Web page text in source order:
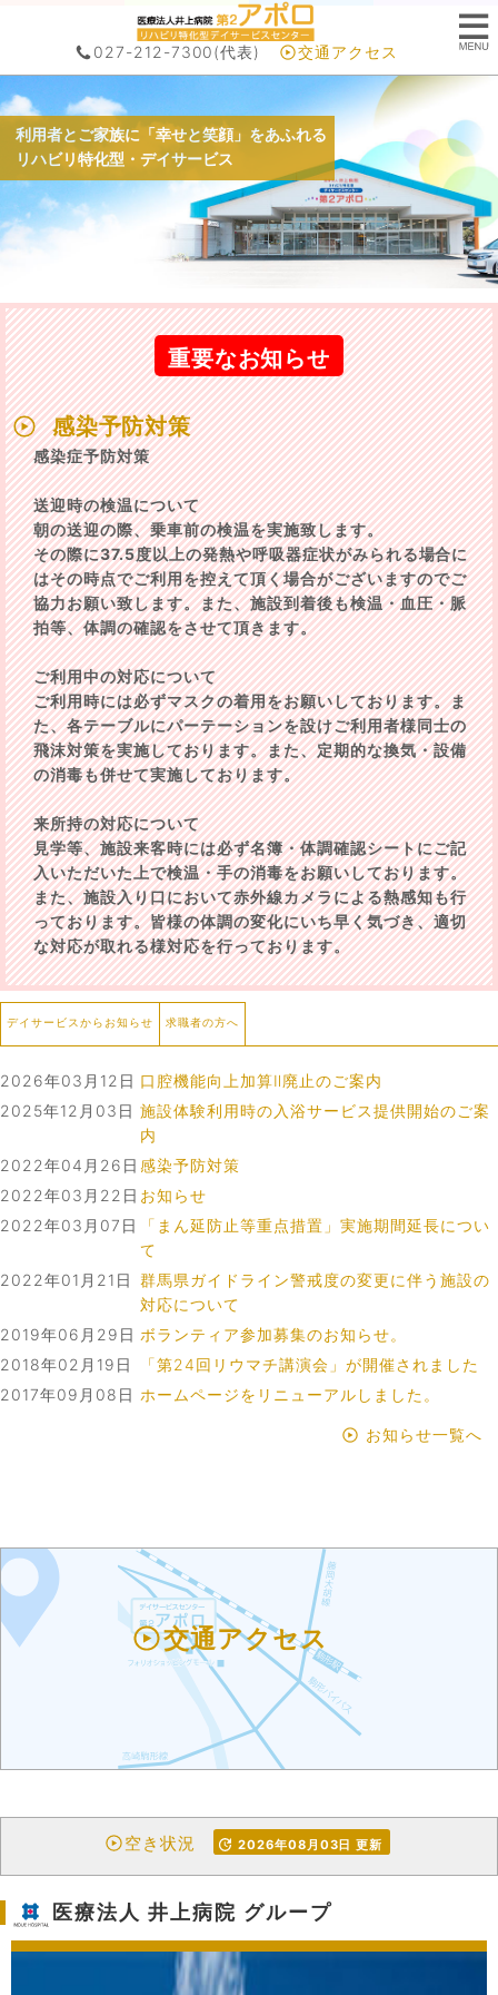
027-212-7300(代表) 交通アクセス
利用者とご家族に「幸せと笑顔」をあふれる
リハビリ特化型・デイサービス
重要なお知らせ
感染予防対策
感染症予防対策
送迎時の検温について
朝の送迎の際、乗車前の検温を実施致します。
その際に37.5度以上の発熱や呼吸器症状がみられる場合に
はその時点でご利用を控えて頂く場合がございますのでご
協力お願い致します。また、施設到着後も検温・血圧・脈
拍等、体調の確認をさせて頂きます。
ご利用中の対応について
ご利用時には必ずマスクの着用をお願いしております。ま
た、各テーブルにパーテーションを設けご利用者様同士の
飛沫対策を実施しております。また、定期的な換気・設備
の消毒も併せて実施しております。
来所持の対応について
見学等、施設来客時には必ず名簿・体調確認シートにご記
入いただいた上で検温・手の消毒をお願いしております。
また、施設入り口において赤外線カメラによる熱感知も行
っております。皆様の体調の変化にいち早く気づき、適切
な対応が取れる様対応を行っております。
2026年03月12日 口腔機能向上加算Ⅱ廃止のご案内
2025年12月03日 施設体験利用時の入浴サービス提供開始のご案
内
2022年04月26日 感染予防対策
2022年03月22日 お知らせ
2022年03月07日
「まん延防止等重点措置」実施期間延長につい
て
2022年01月21日 群馬県ガイドライン警戒度の変更に伴う施設の
対応について
2019年06月29日 ボランティア参加募集のお知らせ。
2018年02月19日
「第24回リウマチ講演会」が開催されました
2017年09月08日 ホームページをリニューアルしました。
お知らせ一覧へ
デイサービスからお知らせ 求職者の方へ
交通アクセス
空き状況 2026年08月03日 更新
医療法人 井上病院 グループ